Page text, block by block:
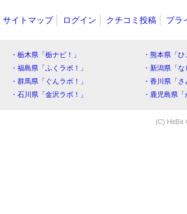
サイトマップ ログイン クチコミ投稿 プラ
・栃木県「栃ナビ！」
・熊本県「
・福島県「ふくラボ！」
・新潟県「
・群馬県「ぐんラボ！」
・香川県「
・石川県「金沢ラボ！」
・鹿児島県
(C) HitBit